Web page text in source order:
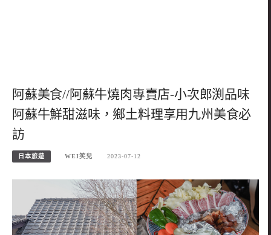
阿蘇美食//阿蘇牛燒肉專賣店-小次郎渕品味
阿蘇牛鮮甜滋味，鄉土料理享用九州美食必
訪
日本旅遊 WEI笑兒 2023-07-12